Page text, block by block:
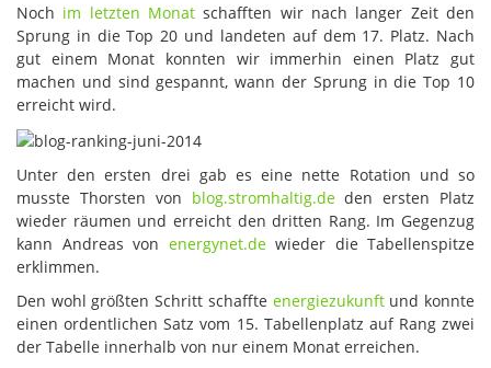
Noch im letzten Monat schafften wir nach langer Zeit den
Sprung in die Top 20 und landeten auf dem 17. Platz. Nach
gut einem Monat konnten wir immerhin einen Platz gut
machen und sind gespannt, wann der Sprung in die Top 10
erreicht wird.
Unter den ersten drei gab es eine nette Rotation und so
musste Thorsten von blog.stromhaltig.deden ersten Platz
wieder räumen und erreicht den dritten Rang. Im Gegenzug
kann Andreas von energynet.dewieder die Tabellenspitze
erklimmen.
Den wohl größten Schritt schaffte energiezukunftund konnte
einen ordentlichen Satz vom 15. Tabellenplatz auf Rang zwei
der Tabelle innerhalb von nur einem Monat erreichen.